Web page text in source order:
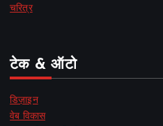
चरित्र
टेक & ऑटो
डिज़ाइन
वेब विकास